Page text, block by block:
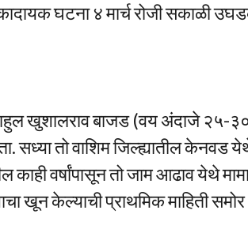
घटना ४ मार्च रोजी सकाळी
खुशालराव बाजड (वय अंदाजे २५-
सध्या तो वाशिम जिल्ह्यातील
काही वर्षांपासून तो जाम आढाव येथे
खून केल्याची प्राथमिक माहिती